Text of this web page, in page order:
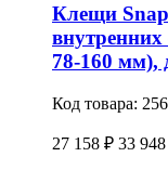
Клещи
78-160 мм),
Код товара:
27 158 ₽ 33